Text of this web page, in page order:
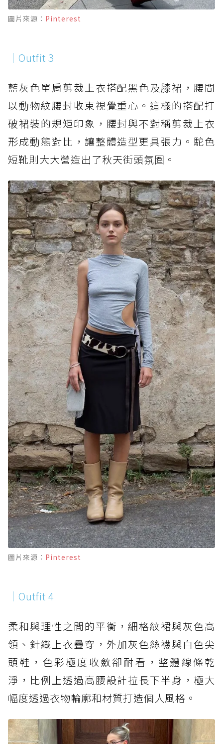
圖片來源： Pinterest
｜Outfit 3
藍灰色單肩剪裁上衣搭配黑色及膝裙，腰間
以動物紋腰封收束視覺重心。這樣的搭配打
破裙裝的規矩印象，腰封與不對稱剪裁上衣
形成動態對比，讓整體造型更具張力。駝色
短靴則大大營造出了秋天街頭氛圍。
圖片來源： Pinterest
｜Outfit 4
柔和與理性之間的平衡，細格紋裙與灰色高
領、針織上衣疊穿，外加灰色絲襪與白色尖
頭鞋，色彩極度收斂卻耐看，整體線條乾
淨，比例上透過高腰設計拉長下半身，極大
幅度透過衣物輪廓和材質打造個人風格。